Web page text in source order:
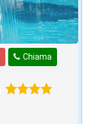
Chiama